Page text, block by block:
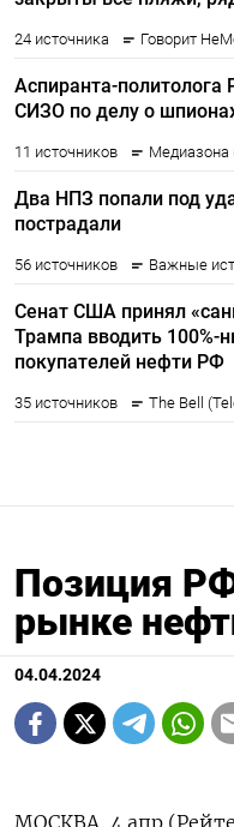
Позиция
рынке
04.04.2024